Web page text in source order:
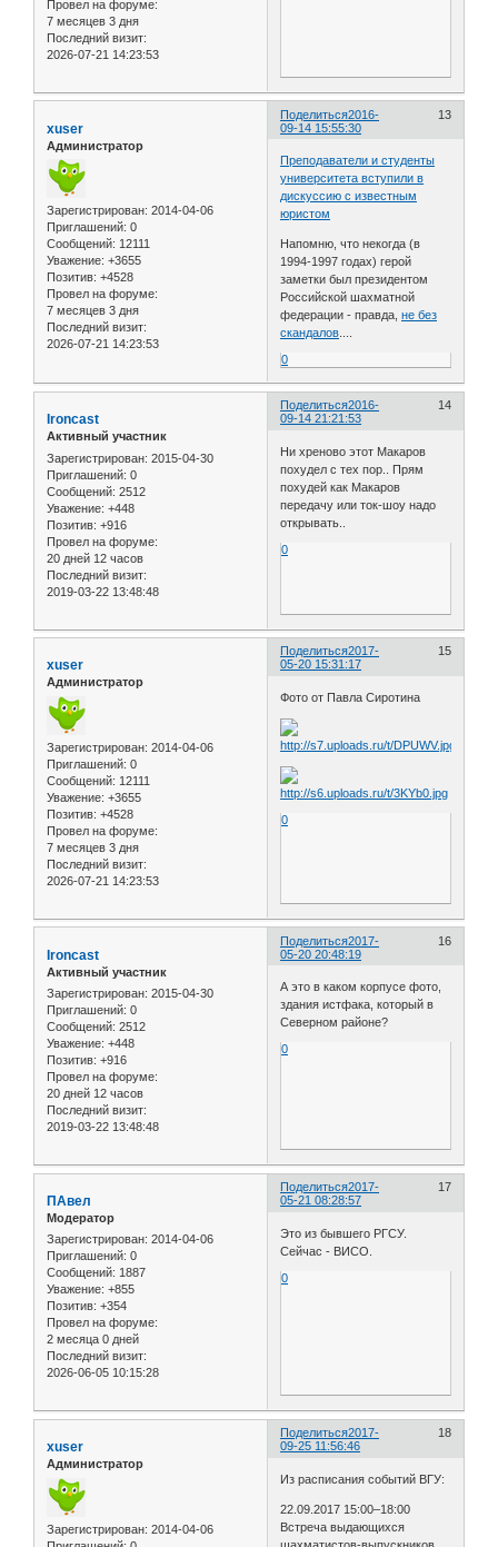
Провел на форуме:
7 месяцев 3 дня
Последний визит:
2026-07-21 14:23:53
Поделиться 13
2016-
09-14 15:55:30
xuser
Администратор
Зарегистрирован: 2014-04-06
Приглашений: 0
Сообщений: 12111
Уважение: +3655
Позитив: +4528
Провел на форуме:
7 месяцев 3 дня
Последний визит:
2026-07-21 14:23:53
Преподаватели и студенты
университета вступили в
дискуссию с известным
юристом
Напомню, что некогда (в
1994-1997 годах) герой
заметки был президентом
Российской шахматной
федерации - правда,не без
скандалов
0
Поделиться 14
2016-
09-14 21:21:53
Ironcast
Активный участник
Зарегистрирован: 2015-04-30
Приглашений: 0
Сообщений: 2512
Уважение: +448
Позитив: +916
Провел на форуме:
20 дней 12 часов
Последний визит:
2019-03-22 13:48:48
Ни хреново этот Макаров
похудел с тех пор.. Прям
похудей как Макаров
передачу или ток-шоу надо
открывать..
0
Поделиться 15
2017-
05-20 15:31:17
xuser
Администратор
Зарегистрирован: 2014-04-06
Приглашений: 0
Сообщений: 12111
Уважение: +3655
Позитив: +4528
Провел на форуме:
7 месяцев 3 дня
Последний визит:
2026-07-21 14:23:53
Фото от Павла Сиротина
0
Поделиться 16
2017-
05-20 20:48:19
Ironcast
Активный участник
Зарегистрирован: 2015-04-30
Приглашений: 0
Сообщений: 2512
Уважение: +448
Позитив: +916
Провел на форуме:
20 дней 12 часов
Последний визит:
2019-03-22 13:48:48
А это в каком корпусе фото,
здания истфака, который в
Северном районе?
0
Поделиться 17
2017-
05-21 08:28:57
ПАвел
Модератор
Зарегистрирован: 2014-04-06
Приглашений: 0
Сообщений: 1887
Уважение: +855
Позитив: +354
Провел на форуме:
2 месяца 0 дней
Последний визит:
2026-06-05 10:15:28
Это из бывшего РГСУ.
Сейчас - ВИСО.
0
Поделиться 18
2017-
09-25 11:56:46
xuser
Администратор
Зарегистрирован: 2014-04-06
Из расписания событий ВГУ:
22.09.2017 15:00–18:00
Встреча выдающихся